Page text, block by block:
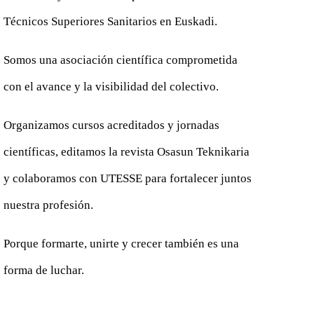
Técnicos Superiores Sanitarios en Euskadi.
Somos una asociación científica comprometida
con el avance y la visibilidad del colectivo.
Organizamos cursos acreditados y jornadas
científicas, editamos la revista Osasun Teknikaria
y colaboramos con UTESSE para fortalecer juntos
nuestra profesión.
Porque formarte, unirte y crecer también es una
forma de luchar.